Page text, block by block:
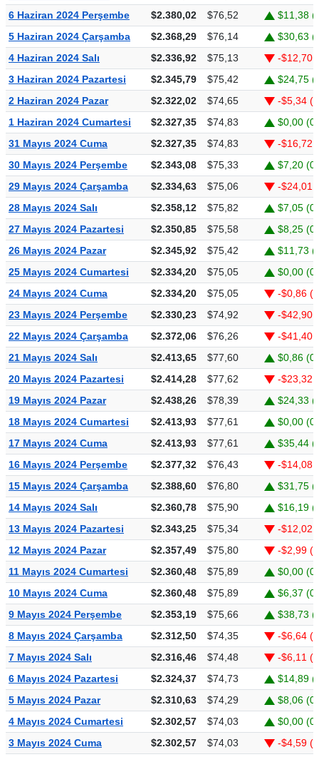
6 Haziran 2024 Perşembe
$2.380,02 $76,52
$11,38
5 Haziran 2024 Çarşamba
$2.368,29 $76,14
$30,63
4 Haziran 2024 Salı
$2.336,92 $75,13
-$12,70
3 Haziran 2024 Pazartesi
$2.345,79 $75,42
$24,75
2 Haziran 2024 Pazar
$2.322,02 $74,65
-$5,34 (-
1 Haziran 2024 Cumartesi
$2.327,35 $74,83
$0,00
31 Mayıs 2024 Cuma
$2.327,35 $74,83
-$16,72
30 Mayıs 2024 Perşembe
$2.343,08 $75,33
$7,20
29 Mayıs 2024 Çarşamba
$2.334,63 $75,06
-$24,01
28 Mayıs 2024 Salı
$2.358,12 $75,82
$7,05
27 Mayıs 2024 Pazartesi
$2.350,85 $75,58
$8,25
26 Mayıs 2024 Pazar
$2.345,92 $75,42
$11,73
25 Mayıs 2024 Cumartesi
$2.334,20 $75,05
$0,00
24 Mayıs 2024 Cuma
$2.334,20 $75,05
-$0,86 (-
23 Mayıs 2024 Perşembe
$2.330,23 $74,92
-$42,90
22 Mayıs 2024 Çarşamba
$2.372,06 $76,26
-$41,40
21 Mayıs 2024 Salı
$2.413,65 $77,60
$0,86
20 Mayıs 2024 Pazartesi
$2.414,28 $77,62
-$23,32
19 Mayıs 2024 Pazar
$2.438,26 $78,39
$24,33
18 Mayıs 2024 Cumartesi
$2.413,93 $77,61
$0,00
17 Mayıs 2024 Cuma
$2.413,93 $77,61
$35,44
16 Mayıs 2024 Perşembe
$2.377,32 $76,43
-$14,08
15 Mayıs 2024 Çarşamba
$2.388,60 $76,80
$31,75
14 Mayıs 2024 Salı
$2.360,78 $75,90
$16,19
13 Mayıs 2024 Pazartesi
$2.343,25 $75,34
-$12,02
12 Mayıs 2024 Pazar
$2.357,49 $75,80
-$2,99 (-
11 Mayıs 2024 Cumartesi
$2.360,48 $75,89
$0,00
10 Mayıs 2024 Cuma
$2.360,48 $75,89
$6,37
9 Mayıs 2024 Perşembe
$2.353,19 $75,66
$38,73
8 Mayıs 2024 Çarşamba
$2.312,50 $74,35
-$6,64 (-
7 Mayıs 2024 Salı
$2.316,46 $74,48
-$6,11 (-
6 Mayıs 2024 Pazartesi
$2.324,37 $74,73
$14,89
5 Mayıs 2024 Pazar
$2.310,63 $74,29
$8,06
4 Mayıs 2024 Cumartesi
$2.302,57 $74,03
$0,00
3 Mayıs 2024 Cuma
$2.302,57 $74,03
-$4,59 (-